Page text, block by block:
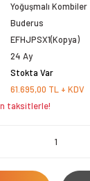
Yoğuşmalı Kombiler
Buderus
EFHJPSX1(Kopya)
24 Ay
Stokta Var
61.695,00 TL + KDV
taksitlerle!